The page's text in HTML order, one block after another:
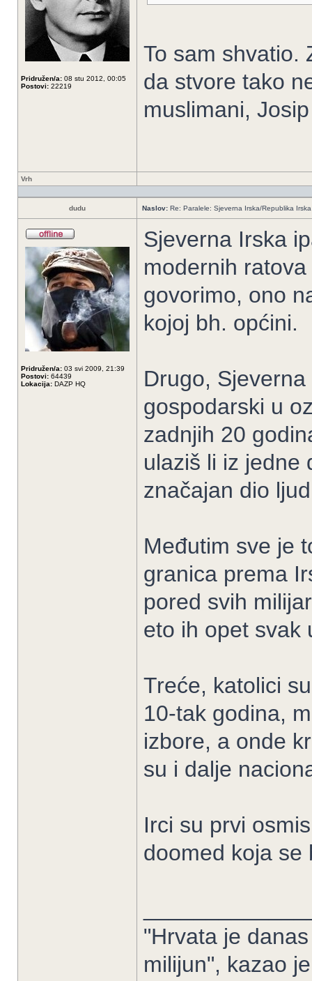
Pridružen/a: 08 stu 2012, 00:05
Postovi: 22219
To sam shvatio.
da stvore tako
muslimani,
Vrh
dudu Naslov: Re: Paralele: Sjeverna Irska/Republika
Pridružen/a: 03 svi 2009, 21:39
Postovi: 64439
Lokacija: DAZP HQ
Sjeverna Irska
modernih
govorimo, ono
kojoj bh. općini.
Drugo,
gospodarski u
zadnjih 20
ulaziš li iz jedne
značajan dio
Međutim sve je
granica prema
pored svih
eto ih opet
Treće, katolici
10-tak godina,
izbore, a onde
su i dalje
Irci su prvi
doomed koja
"Hrvata je
milijun", kazao